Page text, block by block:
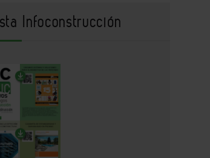
Infoconstrucción